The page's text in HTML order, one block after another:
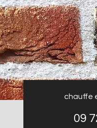
chauffe
09